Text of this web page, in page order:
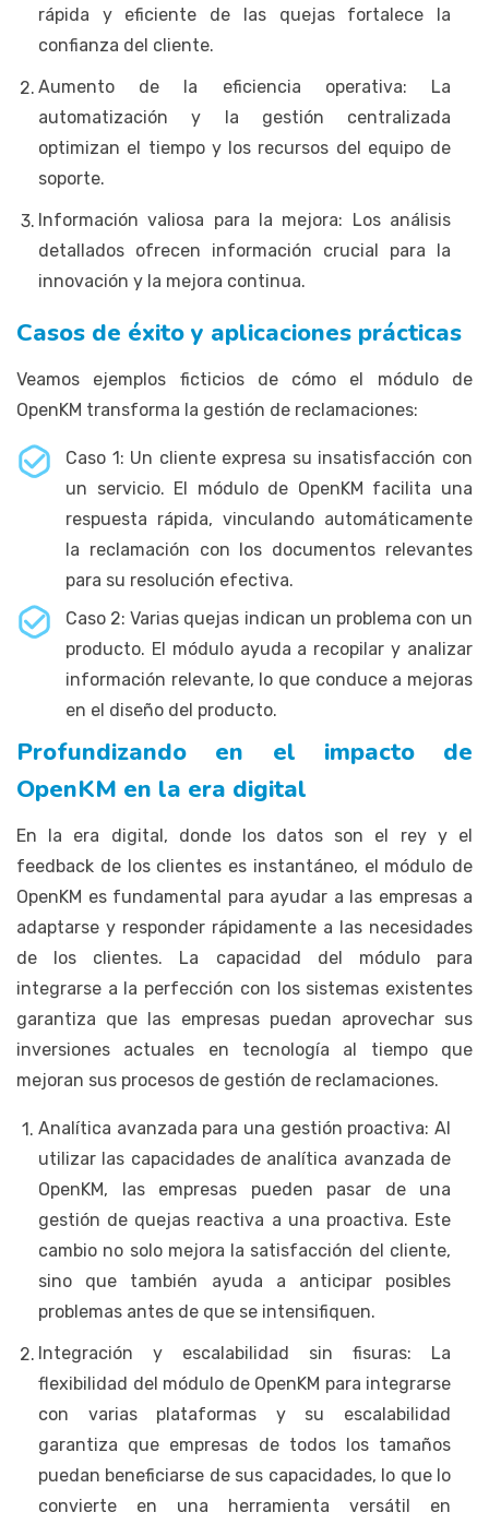
rápida y eficiente de las quejas fortalece la
confianza del cliente.
Aumento de la eficiencia operativa: La
automatización y la gestión centralizada
optimizan el tiempo y los recursos del equipo de
soporte.
Información valiosa para la mejora: Los análisis
detallados ofrecen información crucial para la
innovación y la mejora continua.
Casos de éxito y aplicaciones prácticas
Veamos ejemplos ficticios de cómo el módulo de
OpenKM transforma la gestión de reclamaciones:
Caso 1: Un cliente expresa su insatisfacción con
un servicio. El módulo de OpenKM facilita una
respuesta rápida, vinculando automáticamente
la reclamación con los documentos relevantes
para su resolución efectiva.
Caso 2: Varias quejas indican un problema con un
producto. El módulo ayuda a recopilar y analizar
información relevante, lo que conduce a mejoras
en el diseño del producto.
Profundizando en el impacto de
OpenKM en la era digital
En la era digital, donde los datos son el rey y el
feedback de los clientes es instantáneo, el módulo de
OpenKM es fundamental para ayudar a las empresas a
adaptarse y responder rápidamente a las necesidades
de los clientes. La capacidad del módulo para
integrarse a la perfección con los sistemas existentes
garantiza que las empresas puedan aprovechar sus
inversiones actuales en tecnología al tiempo que
mejoran sus procesos de gestión de reclamaciones.
Analítica avanzada para una gestión proactiva: Al
utilizar las capacidades de analítica avanzada de
OpenKM, las empresas pueden pasar de una
gestión de quejas reactiva a una proactiva. Este
cambio no solo mejora la satisfacción del cliente,
sino que también ayuda a anticipar posibles
problemas antes de que se intensifiquen.
Integración y escalabilidad sin fisuras: La
flexibilidad del módulo de OpenKM para integrarse
con varias plataformas y su escalabilidad
garantiza que empresas de todos los tamaños
puedan beneficiarse de sus capacidades, lo que lo
convierte en una herramienta versátil en